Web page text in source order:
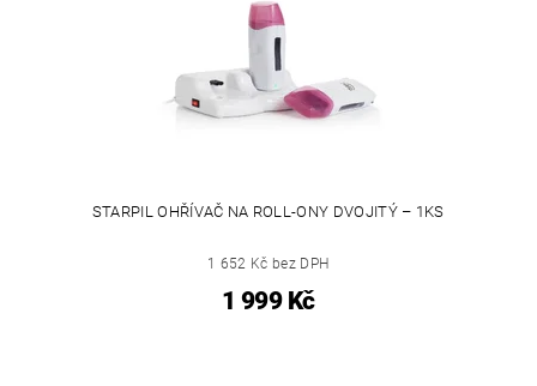
STARPIL OHŘÍVAČ NA ROLL-ONY DVOJITÝ – 1KS
1 652 Kč bez DPH
1 999 Kč